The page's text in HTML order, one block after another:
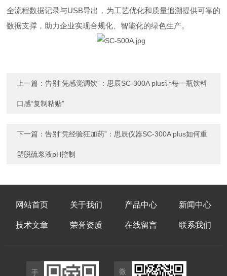
全流程数据记录与USB导出，为工艺优化和质量追溯提供可靠的
数据支撑，助力企业实现合规化、智能化的绿色生产。
上一篇：告别“凭感觉调饮”：思辰SC-300A plus让每一瓶饮料
口感“复制粘贴”
下一篇：告别“凭经验狂加药”：思辰仪器SC-300A plus如何重
塑脱硫浆液pH控制
网站首页 关于我们 产品中心 新闻中心
技术文章 荣誉资质 在线留言 联系我们
手
微